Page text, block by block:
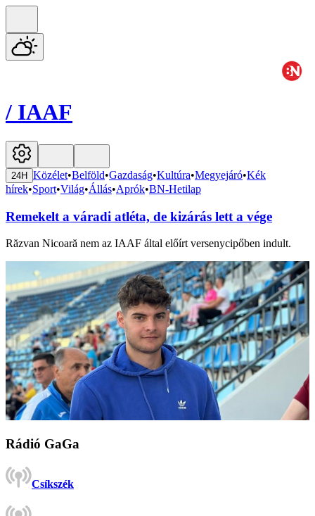
/ IAAF
24H Közélet•Belföld•Gazdaság•Kultúra•Megyejáró•Kék
hírek•Sport•Világ•Állás•Aprók•BN-Hetilap
Remekelt a váradi atléta, de kizárás lett a vége
Răzvan Nicoară nem az IAAF által előírt versenycipőben indult.
Rádió GaGa
Csíkszék